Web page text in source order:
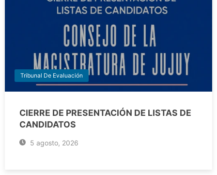
Tribunal De Evaluación
CIERRE DE PRESENTACIÓN DE LISTAS DE
CANDIDATOS
5 agosto, 2026